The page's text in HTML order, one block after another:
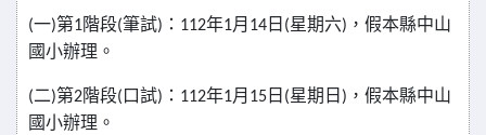
(一)第1階段(筆試) ： 112年1月 14 日 (星期六) ，假本縣中山
國小辦理。
(二)第2階段( 口試) ： 112年1月 15 日 (星期日 ) ，假本縣中山
國小辦理。